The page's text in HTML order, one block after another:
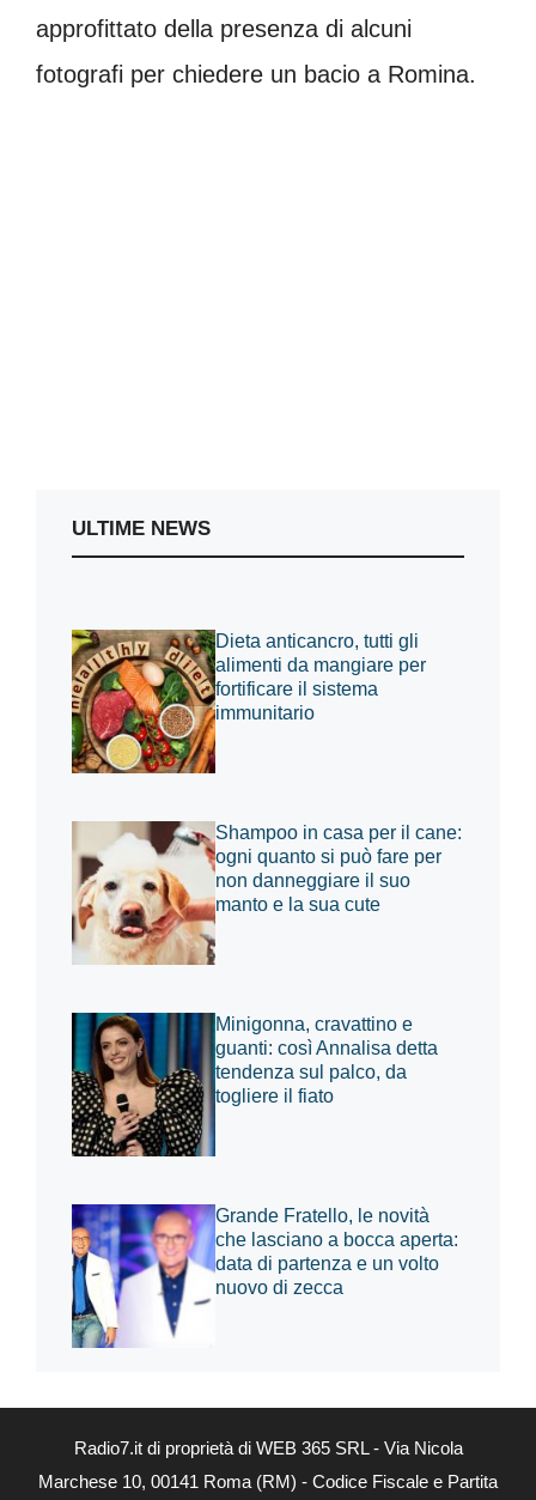
approfittato della presenza di alcuni
fotografi per chiedere un bacio a Romina.
ULTIME NEWS
Dieta anticancro, tutti gli
alimenti da mangiare per
fortificare il sistema
immunitario
Shampoo in casa per il cane:
ogni quanto si può fare per
non danneggiare il suo
manto e la sua cute
Minigonna, cravattino e
guanti: così Annalisa detta
tendenza sul palco, da
togliere il fiato
Grande Fratello, le novità
che lasciano a bocca aperta:
data di partenza e un volto
nuovo di zecca
Radio7.it di proprietà di WEB 365 SRL - Via Nicola
Marchese 10, 00141 Roma (RM) - Codice Fiscale e Partita